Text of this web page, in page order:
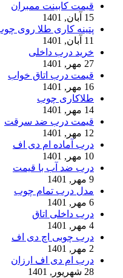
قیمت کابینت ممبران
15 آبان, 1401
پتینه کاری طلا روی
11 آبان, 1401
خرید درب داخلی
27 مهر, 1401
قیمت درب اتاق خواب
16 مهر, 1401
طلاکاری چوب
14 مهر, 1401
قیمت درب ضد سرقت
12 مهر, 1401
درب آماده ام دی اف
10 مهر, 1401
درب ضد آب با قیمت
9 مهر, 1401
مدل درب تمام چوب
6 مهر, 1401
درب داخلی اتاق
4 مهر, 1401
درب چوبی اچ دی اف
2 مهر, 1401
درب ام دی اف ارزان
28 شهریور, 1401